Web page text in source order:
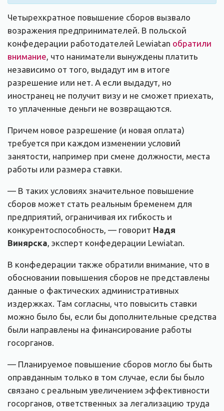
Четырехкратное повышение сборов вызвало
возражения предпринимателей. В польской
конфедерации работодателей Lewiatan обратили
внимание, что наниматели вынуждены платить
независимо от того, выдадут им в итоге
разрешение или нет. А если выдадут, но
иностранец не получит визу и не сможет приехать,
то уплаченные деньги не возвращаются.
Причем новое разрешение (и новая оплата)
требуется при каждом изменении условий
занятости, например при смене должности, места
работы или размера ставки.
— В таких условиях значительное повышение
сборов может стать реальным бременем для
предприятий, ограничивая их гибкость и
конкурентоспособность, — говорит Надя
Винярска, эксперт конфедерации Lewiatan.
В конфедерации также обратили внимание, что в
обосновании повышения сборов не представлены
данные о фактических административных
издержках. Там согласны, что повысить ставки
можно было бы, если бы дополнительные средства
были направлены на финансирование работы
госорганов.
— Планируемое повышение сборов могло бы быть
оправданным только в том случае, если бы было
связано с реальным увеличением эффективности
госорганов, ответственных за легализацию труда